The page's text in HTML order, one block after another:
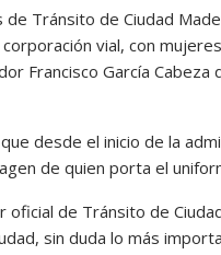
Tránsito de Ciudad
vial, con
Francisco García Cabeza
desde el inicio de la
de quien porta el
de Tránsito de
sin duda lo más